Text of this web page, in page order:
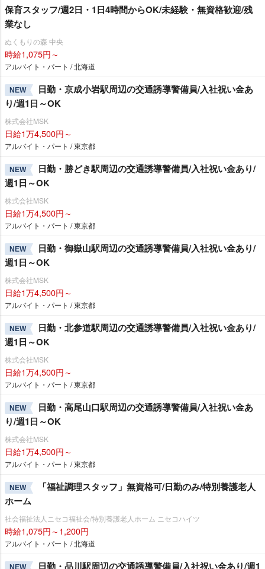
保育スタッフ/週2日・1日4時間からOK/未経験・無資格歓迎/残
業なし
ぬくもりの森 中央
時給1,075円～
アルバイト・パート / 北海道
NEW
日勤・京成小岩駅周辺の交通誘導警備員/入社祝い金あ
り/週1日～OK
株式会社MSK
日給1万4,500円～
アルバイト・パート / 東京都
NEW
日勤・勝どき駅周辺の交通誘導警備員/入社祝い金あり/
週1日～OK
株式会社MSK
日給1万4,500円～
アルバイト・パート / 東京都
NEW
日勤・御嶽山駅周辺の交通誘導警備員/入社祝い金あり/
週1日～OK
株式会社MSK
日給1万4,500円～
アルバイト・パート / 東京都
NEW
日勤・北参道駅周辺の交通誘導警備員/入社祝い金あり/
週1日～OK
株式会社MSK
日給1万4,500円～
アルバイト・パート / 東京都
NEW
日勤・高尾山口駅周辺の交通誘導警備員/入社祝い金あ
り/週1日～OK
株式会社MSK
日給1万4,500円～
アルバイト・パート / 東京都
NEW
「福祉調理スタッフ」無資格可/日勤のみ/特別養護老人
ホーム
社会福祉法人ニセコ福祉会/特別養護老人ホーム ニセコハイツ
時給1,075円～1,200円
アルバイト・パート / 北海道
NEW 日勤・品川駅周辺の交通誘導警備員/入社祝い金あり/週1